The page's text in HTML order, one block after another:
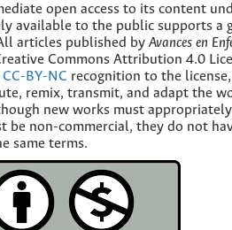
open access to its content
available to the public supports a
articles published by Avances en
Commons Attribution 4.0
CC-BY-NC recognition to the
remix, transmit, and adapt the
new works must
be non-commercial, they do not
same terms.